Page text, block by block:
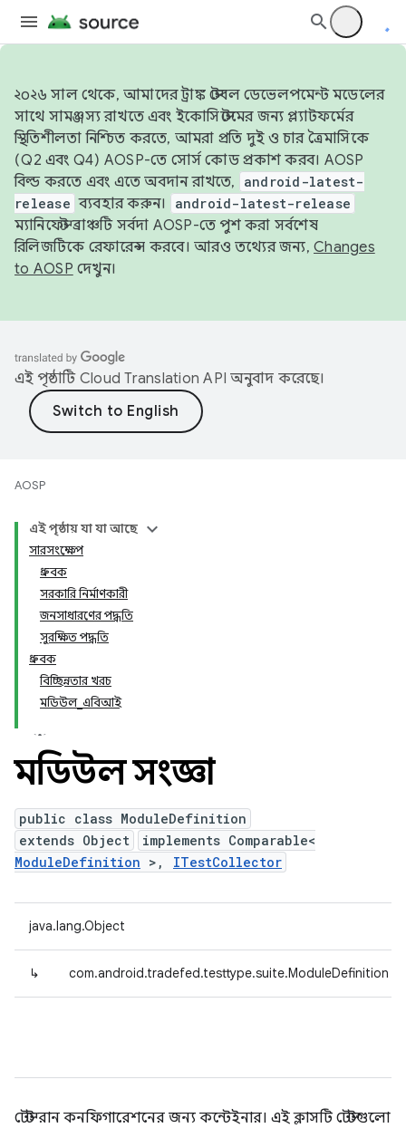
২০২৬ সাল থেকে, আমাদের ট্রাঙ্ক স্টেবল ডেভেলপমেন্ট মডেলের
সাথে সামঞ্জস্য রাখতে এবং ইকোসিস্টেমের জন্য প্ল্যাটফর্মের
স্থিতিশীলতা নিশ্চিত করতে, আমরা প্রতি দুই ও চার ত্রৈমাসিকে
(Q2 এবং Q4) AOSP-তে সোর্স কোড প্রকাশ করব। AOSP
বিল্ড করতে এবং এতে অবদান রাখতে,
android-latest-
release ব্যবহার করুন। android-latest-release
ম্যানিফেস্ট ব্রাঞ্চটি সর্বদা AOSP-তে পুশ করা সর্বশেষ
রিলিজটিকে রেফারেন্স করবে। আরও তথ্যের জন্য, Changes
to AOSP দেখুন।
এই পৃষ্ঠাটি Cloud Translation API অনুবাদ করেছে।
AOSP
এই পৃষ্ঠায় যা যা আছে
সারসংক্ষেপ
ধ্রুবক
সরকারি নির্মাণকারী
জনসাধারণের পদ্ধতি
সুরক্ষিত পদ্ধতি
ধ্রুবক
বিচ্ছিন্নতার খরচ
মডিউল_এবিআই
মডিউল সংজ্ঞা
public class ModuleDefinition
extends Object
implements Comparable<
ModuleDefinition >, ITestCollector
java.lang.Object
↳ com.android.tradefed.testtype.suite.ModuleDefinition
টেস্ট রান কনফিগারেশনের জন্য কন্টেইনার। এই ক্লাসটি টেস্টগুলো